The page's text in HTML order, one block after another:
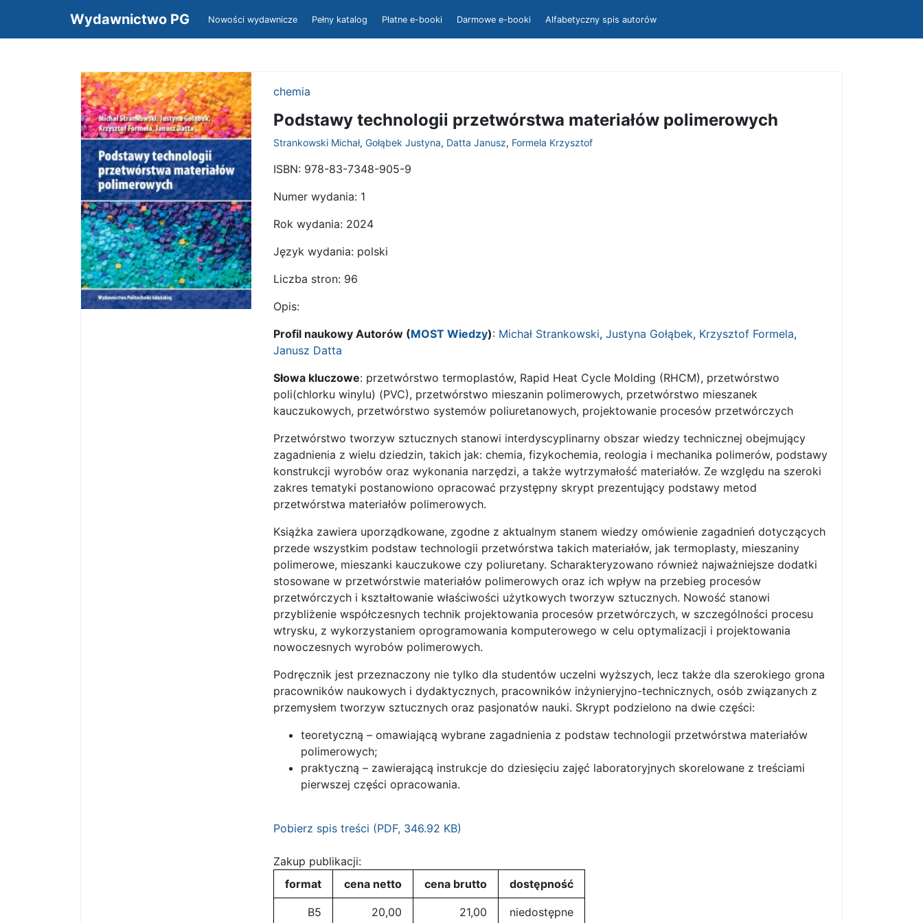
Wydawnictwo PG Nowości wydawnicze Pełny katalog Płatne e-booki Darmowe e-booki Alfabetyczny spis autorów
chemia
Podstawy technologii przetwórstwa materiałów polimerowych
Strankowski Michał,Gołąbek Justyna, Datta Janusz, Formela Krzysztof
ISBN: 978-83-7348-905-9
Numer wydania: 1
Rok wydania: 2024
Język wydania: polski
Liczba stron: 96
Opis:
Profil naukowy Autorów (MOST Wiedzy): Michał Strankowski,Justyna Gołąbek, Krzysztof Formela,
Janusz Datta
Słowa kluczowe: przetwórstwo termoplastów, Rapid Heat Cycle Molding (RHCM), przetwórstwo
poli(chlorku winylu) (PVC), przetwórstwo mieszanin polimerowych, przetwórstwo mieszanek
kauczukowych, przetwórstwo systemów poliuretanowych, projektowanie procesów przetwórczych
Przetwórstwo tworzyw sztucznych stanowi interdyscyplinarny obszar wiedzy technicznej obejmujący
zagadnienia z wielu dziedzin, takich jak: chemia, fizykochemia, reologia i mechanika polimerów, podstawy
konstrukcji wyrobów oraz wykonania narzędzi, a także wytrzymałość materiałów. Ze względu na szeroki
zakres tematyki postanowiono opracować przystępny skrypt prezentujący podstawy metod
przetwórstwa materiałów polimerowych.
Książka zawiera uporządkowane, zgodne z aktualnym stanem wiedzy omówienie zagadnień dotyczących
przede wszystkim podstaw technologii przetwórstwa takich materiałów, jak termoplasty, mieszaniny
polimerowe, mieszanki kauczukowe czy poliuretany. Scharakteryzowano również najważniejsze dodatki
stosowane w przetwórstwie materiałów polimerowych oraz ich wpływ na przebieg procesów
przetwórczych i kształtowanie właściwości użytkowych tworzyw sztucznych. Nowość stanowi
przybliżenie współczesnych technik projektowania procesów przetwórczych, w szczególności procesu
wtrysku, z wykorzystaniem oprogramowania komputerowego w celu optymalizacji i projektowania
nowoczesnych wyrobów polimerowych.
Podręcznik jest przeznaczony nie tylko dla studentów uczelni wyższych, lecz także dla szerokiego grona
pracowników naukowych i dydaktycznych, pracowników inżynieryjno-technicznych, osób związanych z
przemysłem tworzyw sztucznych oraz pasjonatów nauki. Skrypt podzielono na dwie części:
teoretyczną – omawiającą wybrane zagadnienia z podstaw technologii przetwórstwa materiałów
polimerowych;
praktyczną – zawierającą instrukcje do dziesięciu zajęć laboratoryjnych skorelowane z treściami
pierwszej części opracowania.
Pobierz spis treści (PDF, 346.92 KB)
Zakup publikacji:
format
cena netto cena brutto dostępność
B5 20,00 21,00 niedostępne